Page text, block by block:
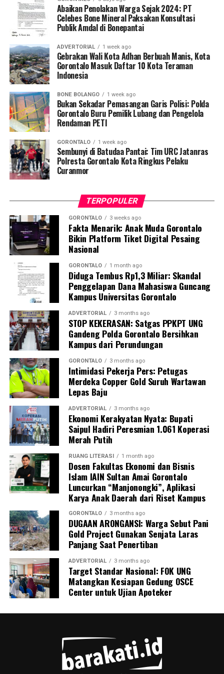
Kombes Pol. Maruly Pardede.
Dari hasil penyisiran di Tempat Kejadian Perkara (TKP),
operasional, meliputi dua karung material batu galian,
dua buah pipa karbon, tiga mata borjet hammer, serta
satu buah mangkuk plastik warna biru.
Selain menyegel lubang tambang dan mengamankan
barang bukti material serta alat pengolahan, petugas
turut menempelkan surat imbauan tertulis di sekitar
area penambangan agar tidak ada lagi aktivitas ilegal
yang berlangsung.
Kendati saat tim tiba di lokasi tidak ditemukan adanya
aktivitas penambangan yang tengah berjalan, seluruh
rangkaian kegiatan penyelidikan berlangsung aman,
kondusif, dan tanpa hambatan.
Kombes Pol. Maruly menegaskan, Polda Gorontalo tidak
akan berhenti pada tindakan penyegelan semata.
Pihaknya kini tengah melakukan penelusuran mendalam
terhadap pihak-pihak yang terafiliasi dengan aktivitas
tambang ilegal tersebut.
“Sebagai tindak lanjut, Ditreskrimsus Polda Gorontalo
akan menelusuri seluruh pihak yang terlibat, mulai dari
pemilik lubang tambang, para pekerja di lapangan,
hingga pengelola tempat rendaman material,” pungkas
Maruly.
Abaikan Penolakan Warga Sejak 2024: PT
Celebes Bone Mineral Paksakan Konsultasi
Publik Amdal di Bonepantai
ADVERTORIAL 1 week ago
Gebrakan Wali Kota Adhan Berbuah Manis, Kota
Gorontalo Masuk Daftar 10 Kota Teraman
Indonesia
BONE BOLANGO 1 week ago
Bukan Sekadar Pemasangan Garis Polisi: Polda
Gorontalo Buru Pemilik Lubang dan Pengelola
Rendaman PETI
GORONTALO 1 week ago
Sembunyi di Batudaa Pantai: Tim URC Jatanras
Polresta Gorontalo Kota Ringkus Pelaku
Curanmor
TERPOPULER
GORONTALO 3 weeks ago
Fakta Menarik: Anak Muda Gorontalo
Bikin Platform Tiket Digital Pesaing
Nasional
GORONTALO 1 month ago
Diduga Tembus Rp1,3 Miliar: Skandal
Penggelapan Dana Mahasiswa Guncang
Kampus Universitas Gorontalo
ADVERTORIAL 3 months ago
STOP KEKERASAN: Satgas PPKPT UNG
Gandeng Polda Gorontalo Bersihkan
Kampus dari Perundungan
GORONTALO 3 months ago
Intimidasi Pekerja Pers: Petugas
Merdeka Copper Gold Suruh Wartawan
Lepas Baju
ADVERTORIAL 3 months ago
Ekonomi Kerakyatan Nyata: Bupati
Saipul Hadiri Peresmian 1.061 Koperasi
Merah Putih
RUANG LITERASI 1 month ago
Dosen Fakultas Ekonomi dan Bisnis
Islam IAIN Sultan Amai Gorontalo
Luncurkan “Manjonongki”, Aplikasi
Karya Anak Daerah dari Riset Kampus
GORONTALO 3 months ago
DUGAAN ARONGANSI: Warga Sebut Pani
Gold Project Gunakan Senjata Laras
Panjang Saat Penertiban
ADVERTORIAL 3 months ago
Target Standar Nasional: FOK UNG
Matangkan Kesiapan Gedung OSCE
Center untuk Ujian Apoteker